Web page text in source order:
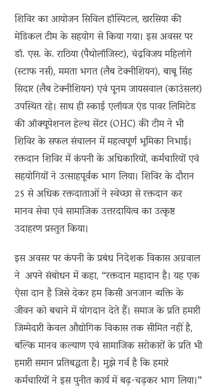
शिविर का आयोजन सिविल हॉस्पिटल, खरसिया की
मेडिकल टीम के सहयोग से किया गया। इस अवसर पर
डॉ. एस. के. राठिया (पैथोलॉजिस्ट), चंद्रविजय महिलांगे
(स्टाफ नर्स), ममता भगत (लैब टेक्नीशियन), बाबू सिंह
सिदार (लैब टेक्नीशियन) एवं पूनम जायसवाल (काउंसलर)
उपस्थित रहे। साथ ही स्काई एलॉयज एंड पावर लिमिटेड
की ऑक्यूपेशनल हेल्थ सेंटर (OHC) की टीम ने भी
शिविर के सफल संचालन में महत्वपूर्ण भूमिका निभाई।
रक्तदान शिविर में कंपनी के अधिकारियों, कर्मचारियों एवं
सहयोगियों ने उत्साहपूर्वक भाग लिया। शिविर के दौरान
25 से अधिक रक्तदाताओं ने स्वेच्छा से रक्तदान कर
मानव सेवा एवं सामाजिक उत्तरदायित्व का उत्कृष्ट
उदाहरण प्रस्तुत किया।
इस अवसर पर कंपनी के प्रबंध निदेशक विकास अग्रवाल
ने अपने संबोधन में कहा, “रक्तदान महादान है। यह एक
ऐसा दान है जिसे देकर हम किसी अनजान व्यक्ति के
जीवन को बचाने में योगदान देते हैं। समाज के प्रति हमारी
जिम्मेदारी केवल औद्योगिक विकास तक सीमित नहीं है,
बल्कि मानव कल्याण एवं सामाजिक सरोकारों के प्रति भी
हमारी समान प्रतिबद्धता है। मुझे गर्व है कि हमारे
कर्मचारियों ने इस पुनीत कार्य में बढ़-चढ़कर भाग लिया।”